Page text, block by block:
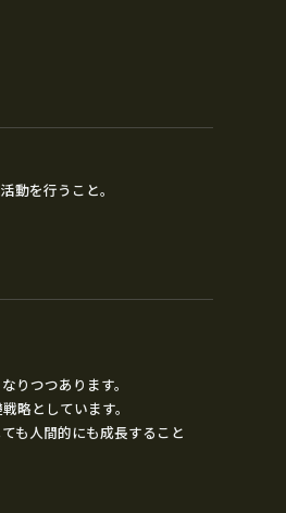
動を行うこと。
りつつあります。
略としています。
も人間的にも成長すること